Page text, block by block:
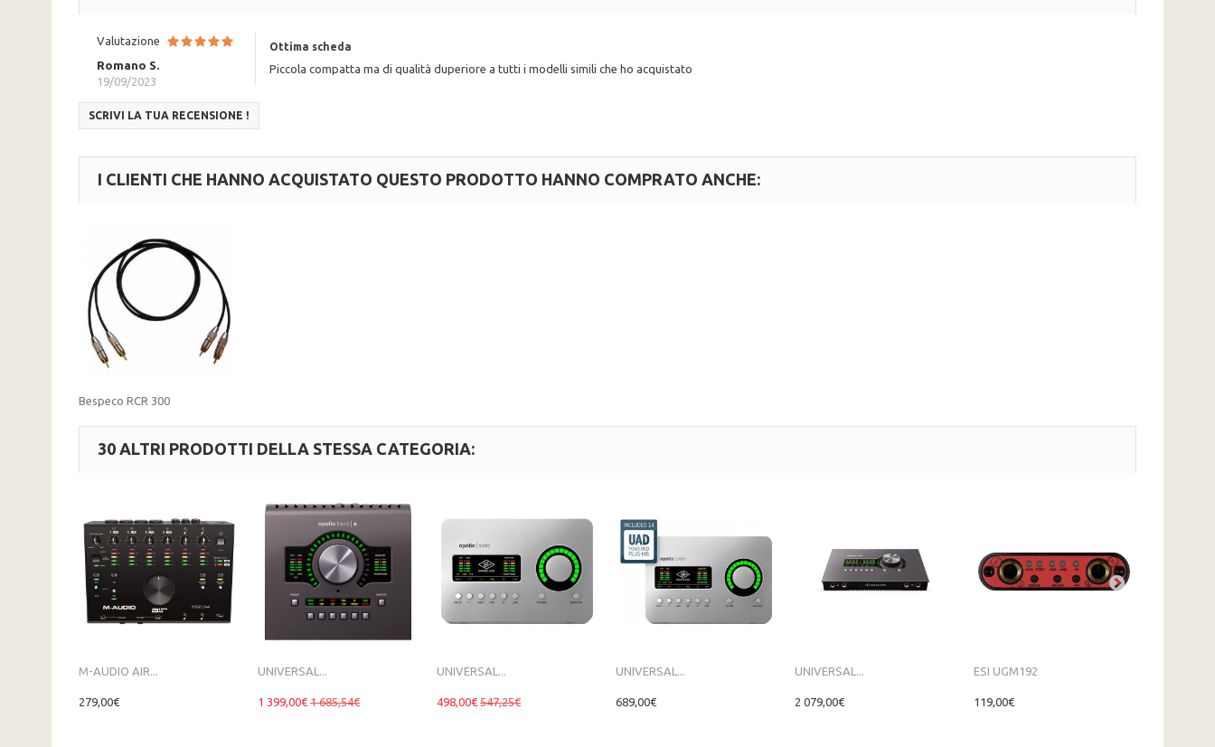
Valutazione
Romano S.
19/09/2023
Ottima scheda
Piccola compatta ma di qualità duperiore a tutti i modelli simili che ho acquistato
SCRIVI LA TUA RECENSIONE !
I CLIENTI CHE HANNO ACQUISTATO QUESTO PRODOTTO HANNO COMPRATO ANCHE:
Bespeco RCR 300
30 ALTRI PRODOTTI DELLA STESSA CATEGORIA:
M-AUDIO AIR...
279,00€
UNIVERSAL...
1 399,00€ 1 685,54€
UNIVERSAL...
498,00€ 547,25€
UNIVERSAL...
689,00€
UNIVERSAL...
2 079,00€
ESI UGM192
119,00€